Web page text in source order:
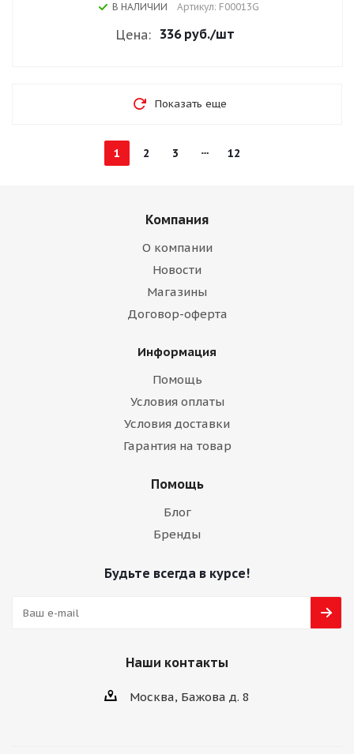
В НАЛИЧИИ Артикул: F00013G
Цена: 336 руб./шт
Показать еще
1 2 3 12
Компания
О компании
Новости
Магазины
Договор-оферта
Информация
Помощь
Условия оплаты
Условия доставки
Гарантия на товар
Помощь
Блог
Бренды
Будьте всегда в курсе!
Наши контакты
Москва, Бажова д. 8